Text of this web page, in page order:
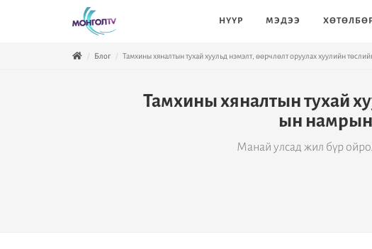
НҮҮР МЭДЭЭ
Блог Тамхины хяналтын тухай хуульд нэмэлт, өөрчлөлт оруулах хуулийн
Тамхины хяналтын тухай
ын намрын
Манай улсад жил бүр